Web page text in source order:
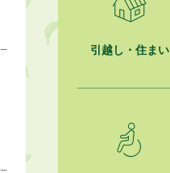
引越し・住まい